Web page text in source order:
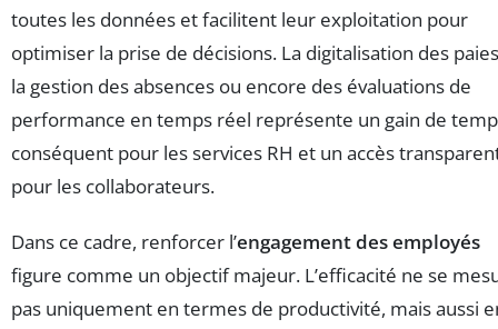
toutes les données et facilitent leur exploitation pour
optimiser la prise de décisions. La digitalisation des
la gestion des absences ou encore des évaluations de
performance en temps réel représente un gain de
conséquent pour les services RH et un accès
pour les collaborateurs.
Dans ce cadre, renforcer l’engagement des employés
figure comme un objectif majeur. L’efficacité ne se
pas uniquement en termes de productivité, mais aussi